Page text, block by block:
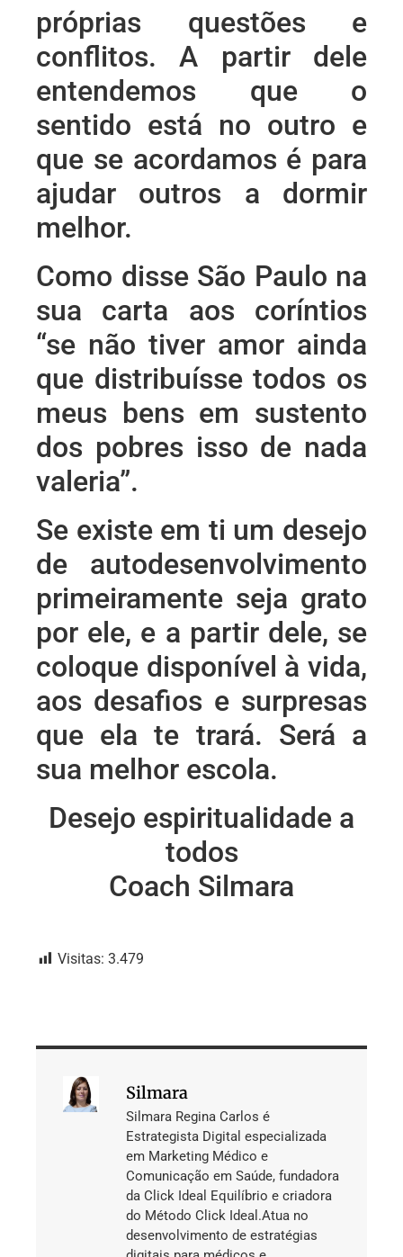
próprias questões e
conflitos. A partir dele
entendemos que o
sentido está no outro e
que se acordamos é para
ajudar outros a dormir
melhor.
Como disse São Paulo na
sua carta aos coríntios
“se não tiver amor ainda
que distribuísse todos os
meus bens em sustento
dos pobres isso de nada
valeria”.
Se existe em ti um desejo
de autodesenvolvimento
primeiramente seja grato
por ele, e a partir dele, se
coloque disponível à vida,
aos desafios e surpresas
que ela te trará. Será a
sua melhor escola.
Desejo espiritualidade a
todos
Coach Silmara
Visitas: 3.479
Silmara
Silmara Regina Carlos é
Estrategista Digital especializada
em Marketing Médico e
Comunicação em Saúde, fundadora
da Click Ideal Equilíbrio e criadora
do Método Click Ideal.Atua no
desenvolvimento de estratégias